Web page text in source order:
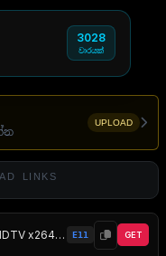
3028
වාරයක්
UPLOAD
LINKS
The Magicians US S03E11 REPACK 720p HDTV x264-AVS EZTV E11 GET